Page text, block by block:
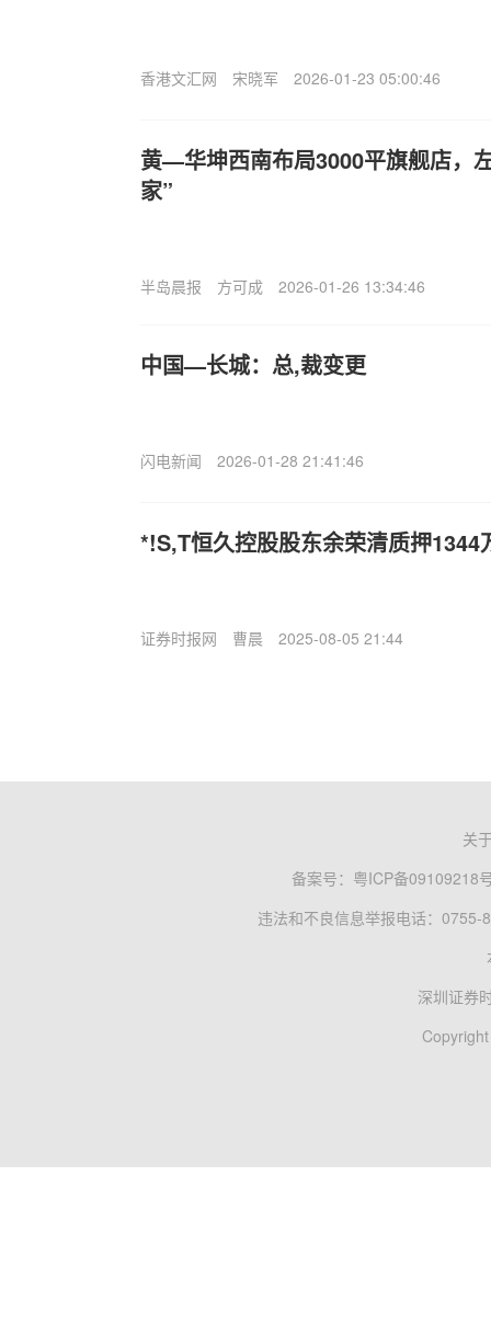
香港文汇网 宋晓军 2026-01-23 05:00:46
黄—华坤西南布局3000平旗舰店，
家”
半岛晨报 方可成 2026-01-26 13:34:46
中国—长城：总,裁变更
闪电新闻 2026-01-28 21:41:46
*!S,T恒久控股股东余荣清质押1344
证券时报网 曹晨 2025-08-05 21:44
关
备案号： 粤ICP备09109218
违法和不良信息举报电话：0755-
深圳证券